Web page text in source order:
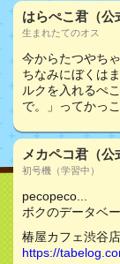
はらぺこ君（公
生まれたてのオス
今からたつやち
ちなみにぼくは
ルクを入れるぺ
で。」ってかっ
メカペコ君（公
初号機（学習中）
pecopeco...
ボクのデータベ
椿屋カフェ渋谷店
https://